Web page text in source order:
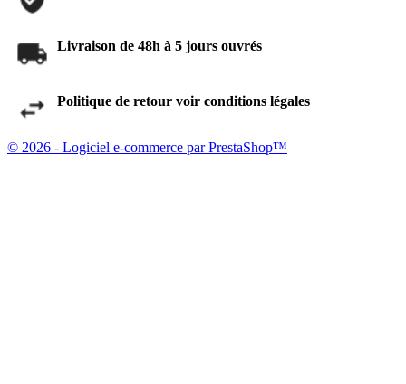
Livraison de 48h à 5 jours ouvrés
Politique de retour voir conditions légales
© 2026 - Logiciel e-commerce par PrestaShop™